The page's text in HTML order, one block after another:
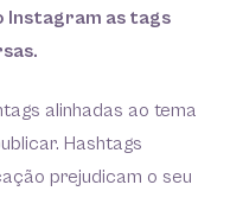
Instagram as tags
alinhadas ao tema
Hashtags
prejudicam o seu